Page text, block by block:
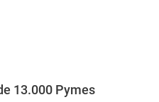
13.000 Pymes